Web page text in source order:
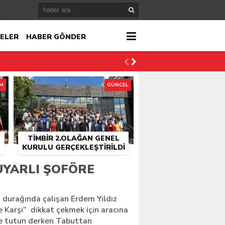
HABER GÖNDER
TİMBİR 2.OLAĞAN GENEL
KURULU GERÇEKLEŞTIRILDI
GÜNCEL
ŞOFÖRE
çalışan Erdem Yıldız
Karşı” dikkat çekmek için aracına
tutun derken Tabuttan